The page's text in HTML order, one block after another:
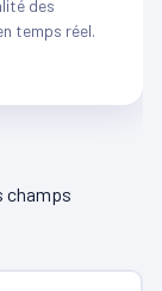
des
temps réel.
champs